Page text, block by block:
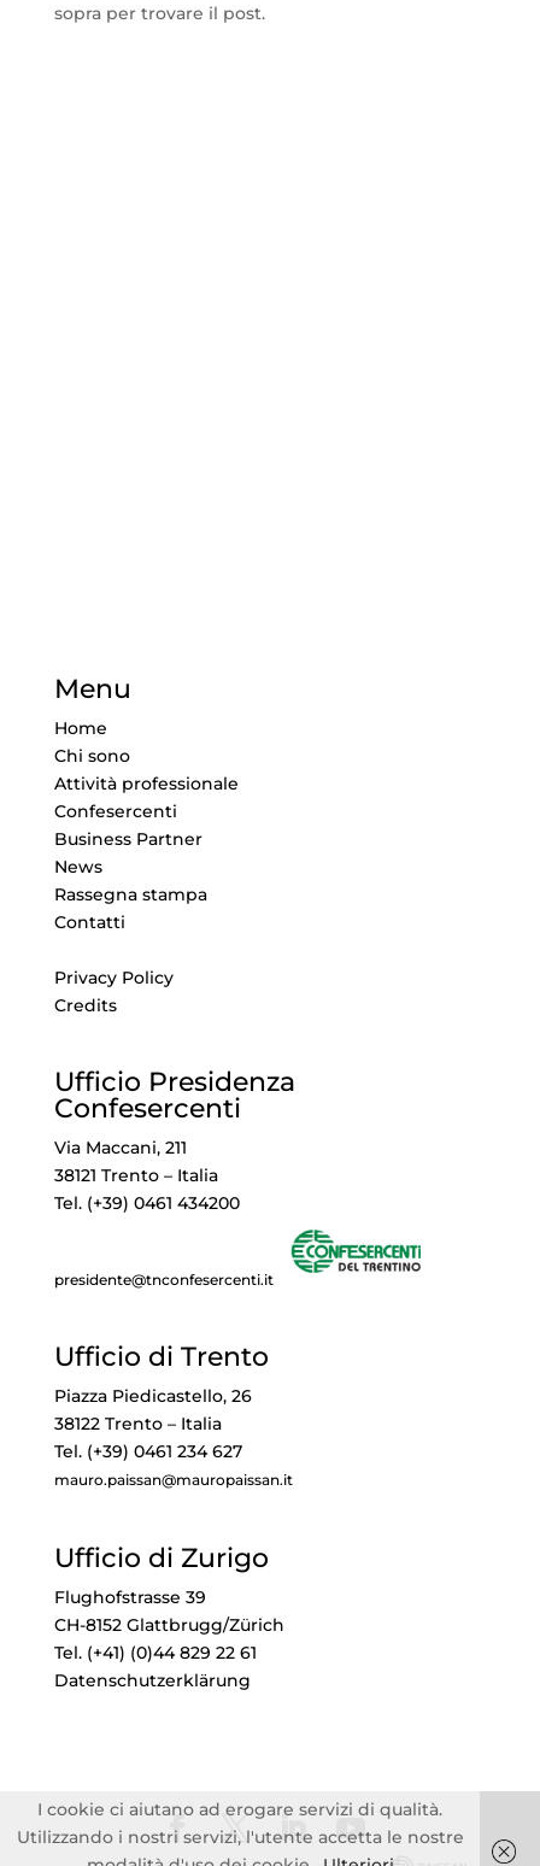
sopra per trovare il post.
Menu
Home
Chi sono
Attività professionale
Confesercenti
Business Partner
News
Rassegna stampa
Contatti
Privacy Policy
Credits
Ufficio Presidenza
Confesercenti
Via Maccani, 211
38121 Trento – Italia
Tel. (+39) 0461 434200
presidente@tnconfesercenti.it
Ufficio di Trento
Piazza Piedicastello, 26
38122 Trento – Italia
Tel. (+39) 0461 234 627
mauro.paissan@mauropaissan.it
Ufficio di Zurigo
Flughofstrasse 39
CH-8152 Glattbrugg/Zürich
Tel. (+41) (0)44 829 22 61
Datenschutzerklärung
I cookie ci aiutano ad erogare servizi di qualità.
Utilizzando i nostri servizi, l'utente accetta le nostre